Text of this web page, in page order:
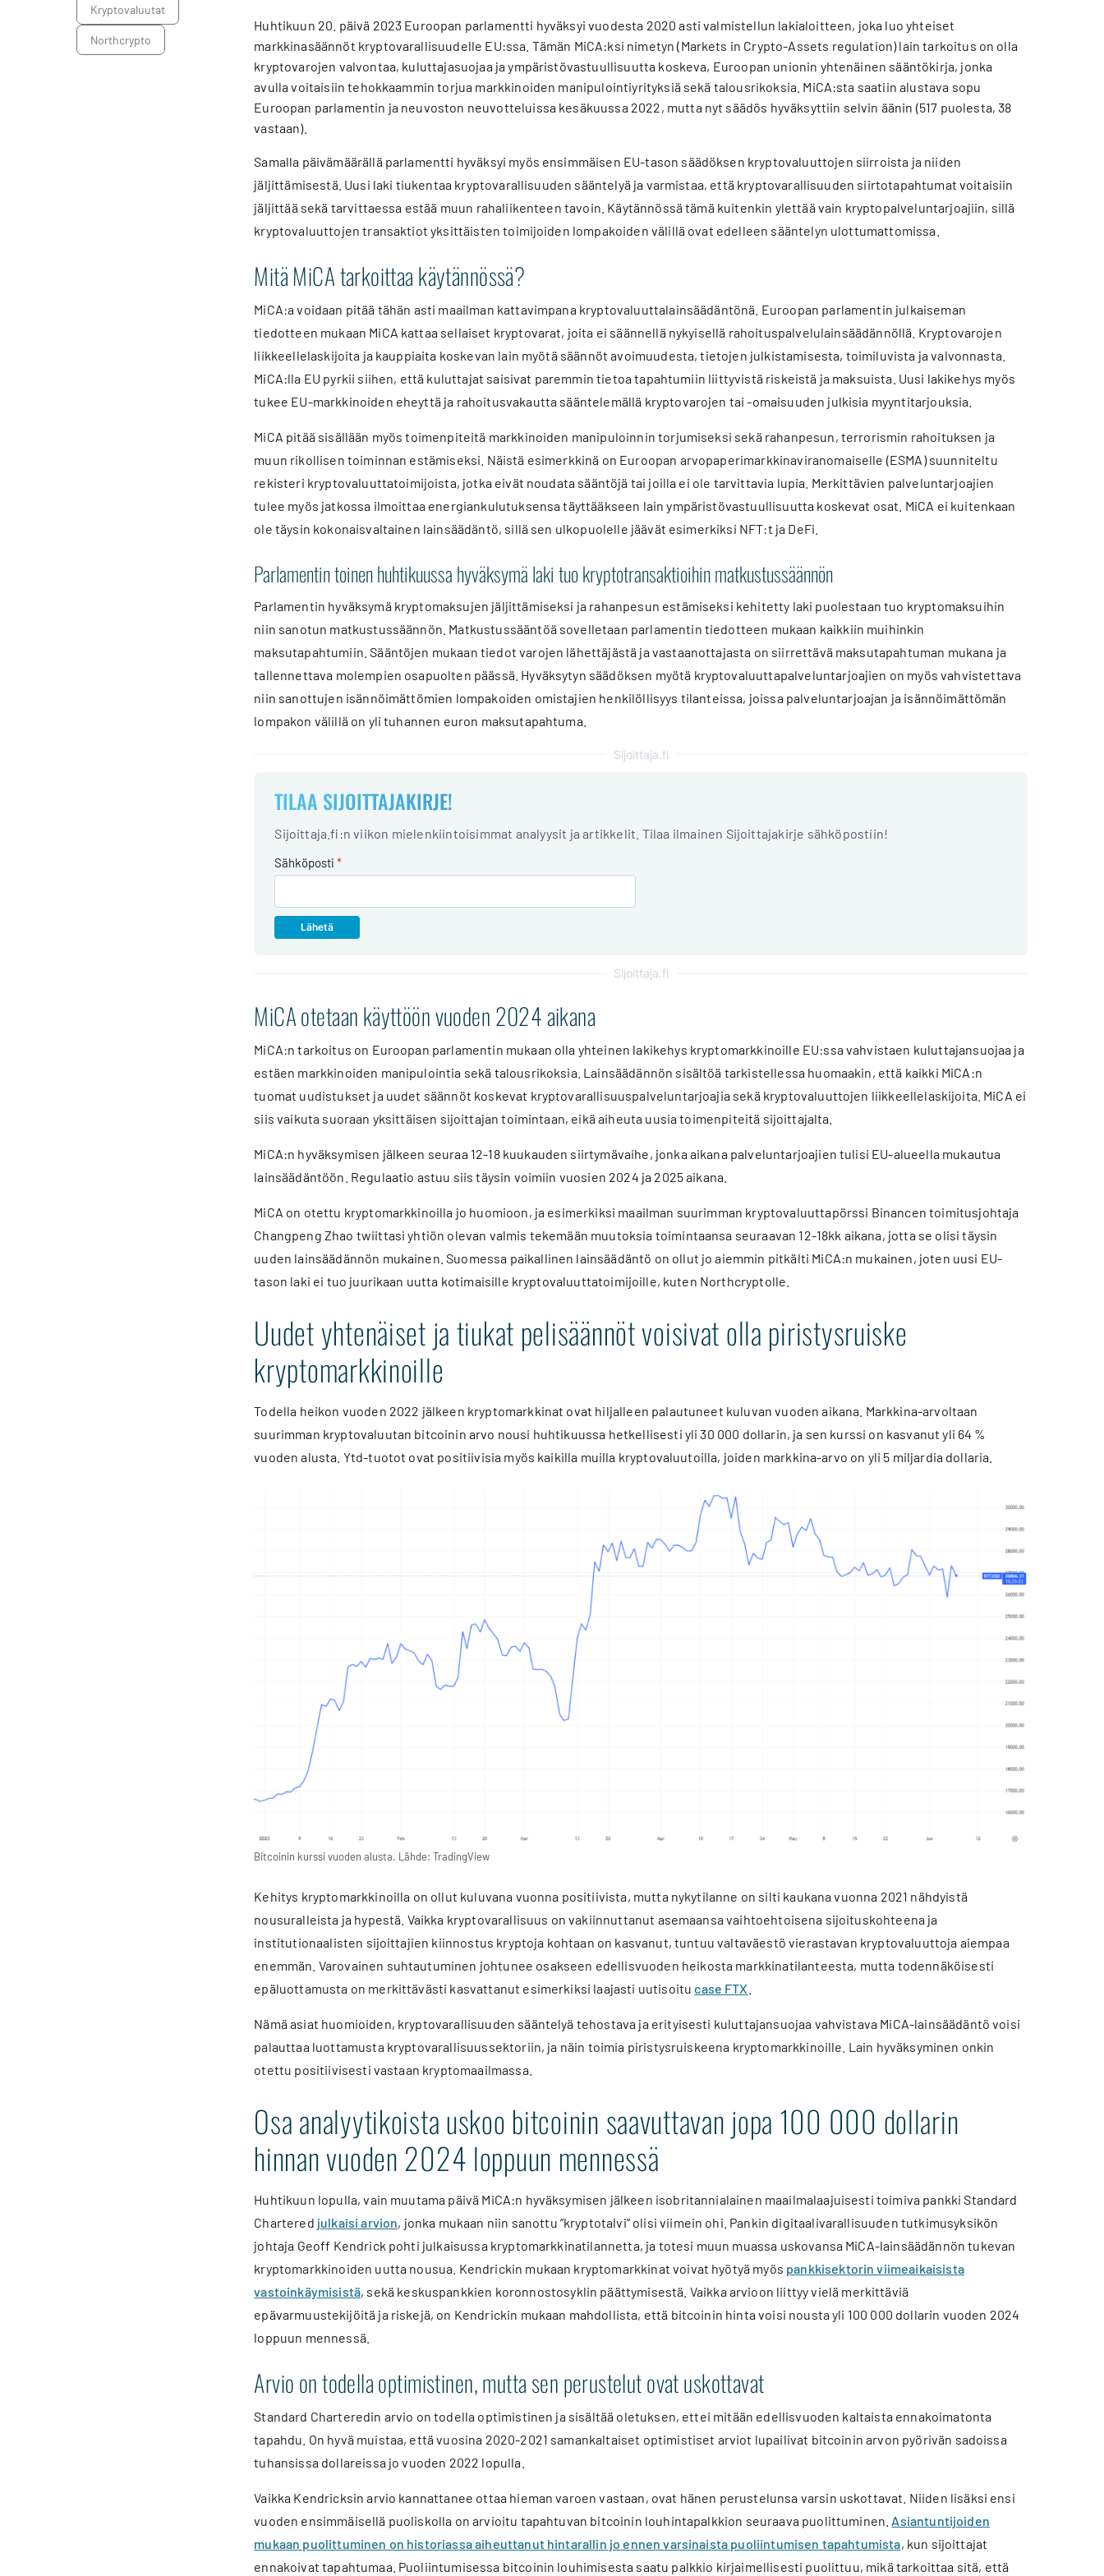
kryptovaluutat
Northcrypto
Huhtikuun 20. päivä 2023 Euroopan parlamentti hyväksyi vuodesta 2020 asti valmistellun lakialoitteen, joka luo yhteiset
markkinasäännöt kryptovarallisuudelle EU:ssa. Tämän MiCA:ksi nimetyn (Markets in Crypto-Assets regulation) lain tarkoitus on olla
kryptovarojen valvontaa, kuluttajasuojaa ja ympäristövastuullisuutta koskeva, Euroopan unionin yhtenäinen sääntökirja, jonka
avulla voitaisiin tehokkaammin torjua markkinoiden manipulointiyrityksiä sekä talousrikoksia. MiCA:sta saatiin alustava sopu
Euroopan parlamentin ja neuvoston neuvotteluissa kesäkuussa 2022, mutta nyt säädös hyväksyttiin selvin äänin (517 puolesta, 38
vastaan).
Samalla päivämäärällä parlamentti hyväksyi myös ensimmäisen EU-tason säädöksen kryptovaluuttojen siirroista ja niiden
jäljittämisestä. Uusi laki tiukentaa kryptovarallisuuden sääntelyä ja varmistaa, että kryptovarallisuuden siirtotapahtumat voitaisiin
jäljittää sekä tarvittaessa estää muun rahaliikenteen tavoin. Käytännössä tämä kuitenkin ylettää vain kryptopalveluntarjoajiin, sillä
kryptovaluuttojen transaktiot yksittäisten toimijoiden lompakoiden välillä ovat edelleen sääntelyn ulottumattomissa.
Mitä MiCA tarkoittaa käytännössä?
MiCA:a voidaan pitää tähän asti maailman kattavimpana kryptovaluuttalainsäädäntönä. Euroopan parlamentin julkaiseman
tiedotteen mukaan MiCA kattaa sellaiset kryptovarat, joita ei säännellä nykyisellä rahoituspalvelulainsäädännöllä. Kryptovarojen
liikkeellelaskijoita ja kauppiaita koskevan lain myötä säännöt avoimuudesta, tietojen julkistamisesta, toimiluvista ja valvonnasta.
MiCA:lla EU pyrkii siihen, että kuluttajat saisivat paremmin tietoa tapahtumiin liittyvistä riskeistä ja maksuista. Uusi lakikehys myös
tukee EU-markkinoiden eheyttä ja rahoitusvakautta sääntelemällä kryptovarojen tai -omaisuuden julkisia myyntitarjouksia.
MiCA pitää sisällään myös toimenpiteitä markkinoiden manipuloinnin torjumiseksi sekä rahanpesun, terrorismin rahoituksen ja
muun rikollisen toiminnan estämiseksi. Näistä esimerkkinä on Euroopan arvopaperimarkkinaviranomaiselle (ESMA) suunniteltu
rekisteri kryptovaluuttatoimijoista, jotka eivät noudata sääntöjä tai joilla ei ole tarvittavia lupia. Merkittävien palveluntarjoajien
tulee myös jatkossa ilmoittaa energiankulutuksensa täyttääkseen lain ympäristövastuullisuutta koskevat osat. MiCA ei kuitenkaan
ole täysin kokonaisvaltainen lainsäädäntö, sillä sen ulkopuolelle jäävät esimerkiksi NFT:t ja DeFi.
Parlamentin toinen huhtikuussa hyväksymä laki tuo kryptotransaktioihin matkustussäännön
Parlamentin hyväksymä kryptomaksujen jäljittämiseksi ja rahanpesun estämiseksi kehitetty laki puolestaan tuo kryptomaksuihin
niin sanotun matkustussäännön. Matkustussääntöä sovelletaan parlamentin tiedotteen mukaan kaikkiin muihinkin
maksutapahtumiin. Sääntöjen mukaan tiedot varojen lähettäjästä ja vastaanottajasta on siirrettävä maksutapahtuman mukana ja
tallennettava molempien osapuolten päässä. Hyväksytyn säädöksen myötä kryptovaluuttapalveluntarjoajien on myös vahvistettava
niin sanottujen isännöimättömien lompakoiden omistajien henkilöllisyys tilanteissa, joissa palveluntarjoajan ja isännöimättömän
lompakon välillä on yli tuhannen euron maksutapahtuma.
Sijoittaja.fi
TILAA SIJOITTAJAKIRJE!
Sijoittaja.fi:n viikon mielenkiintoisimmat analyysit ja artikkelit. Tilaa ilmainen Sijoittajakirje sähköpostiin!
Sähköposti *
Sijoittaja.fi
MiCA otetaan käyttöön vuoden 2024 aikana
MiCA:n tarkoitus on Euroopan parlamentin mukaan olla yhteinen lakikehys kryptomarkkinoille EU:ssa vahvistaen kuluttajansuojaa ja
estäen markkinoiden manipulointia sekä talousrikoksia. Lainsäädännön sisältöä tarkistellessa huomaakin, että kaikki MiCA:n
tuomat uudistukset ja uudet säännöt koskevat kryptovarallisuuspalveluntarjoajia sekä kryptovaluuttojen liikkeellelaskijoita. MiCA ei
siis vaikuta suoraan yksittäisen sijoittajan toimintaan, eikä aiheuta uusia toimenpiteitä sijoittajalta.
MiCA:n hyväksymisen jälkeen seuraa 12-18 kuukauden siirtymävaihe, jonka aikana palveluntarjoajien tulisi EU-alueella mukautua
lainsäädäntöön. Regulaatio astuu siis täysin voimiin vuosien 2024 ja 2025 aikana.
MiCA on otettu kryptomarkkinoilla jo huomioon, ja esimerkiksi maailman suurimman kryptovaluuttapörssi Binancen toimitusjohtaja
Changpeng Zhao twiittasi yhtiön olevan valmis tekemään muutoksia toimintaansa seuraavan 12-18kk aikana, jotta se olisi täysin
uuden lainsäädännön mukainen. Suomessa paikallinen lainsäädäntö on ollut jo aiemmin pitkälti MiCA:n mukainen, joten uusi EU-
tason laki ei tuo juurikaan uutta kotimaisille kryptovaluuttatoimijoille, kuten Northcryptolle.
Uudet yhtenäiset ja tiukat pelisäännöt voisivat olla piristysruiske
kryptomarkkinoille
Todella heikon vuoden 2022 jälkeen kryptomarkkinat ovat hiljalleen palautuneet kuluvan vuoden aikana. Markkina-arvoltaan
suurimman kryptovaluutan bitcoinin arvo nousi huhtikuussa hetkellisesti yli 30 000 dollarin, ja sen kurssi on kasvanut yli 64 %
vuoden alusta. Ytd-tuotot ovat positiivisia myös kaikilla muilla kryptovaluutoilla, joiden markkina-arvo on yli 5 miljardia dollaria.
Bitcoinin kurssi vuoden alusta. Lähde: TradingView
Kehitys kryptomarkkinoilla on ollut kuluvana vuonna positiivista, mutta nykytilanne on silti kaukana vuonna 2021 nähdyistä
nousuralleista ja hypestä. Vaikka kryptovarallisuus on vakiinnuttanut asemaansa vaihtoehtoisena sijoituskohteena ja
institutionaalisten sijoittajien kiinnostus kryptoja kohtaan on kasvanut, tuntuu valtaväestö vierastavan kryptovaluuttoja aiempaa
enemmän. Varovainen suhtautuminen johtunee osakseen edellisvuoden heikosta markkinatilanteesta, mutta todennäköisesti
epäluottamusta on merkittävästi kasvattanut esimerkiksi laajasti uutisoitu case FTX
Nämä asiat huomioiden, kryptovarallisuuden sääntelyä tehostava ja erityisesti kuluttajansuojaa vahvistava MiCA-lainsäädäntö voisi
palauttaa luottamusta kryptovarallisuussektoriin, ja näin toimia piristysruiskeena kryptomarkkinoille. Lain hyväksyminen onkin
otettu positiivisesti vastaan kryptomaailmassa.
Osa analyytikoista uskoo bitcoinin saavuttavan jopa 100 000 dollarin
hinnan vuoden 2024 loppuun mennessä
Huhtikuun lopulla, vain muutama päivä MiCA:n hyväksymisen jälkeen isobritannialainen maailmalaajuisesti toimiva pankki Standard
Chartered julkaisi arvion, jonka mukaan niin sanottu ”kryptotalvi” olisi viimein ohi. Pankin digitaalivarallisuuden tutkimusyksikön
johtaja Geoff Kendrick pohti julkaisussa kryptomarkkinatilannetta, ja totesi muun muassa uskovansa MiCA-lainsäädännön tukevan
kryptomarkkinoiden uutta nousua. Kendrickin mukaan kryptomarkkinat voivat hyötyä myös pankkisektorin viimeaikaisista
vastoinkäymisistä, sekä keskuspankkien koronnostosyklin päättymisestä. Vaikka arvioon liittyy vielä merkittäviä
epävarmuustekijöitä ja riskejä, on Kendrickin mukaan mahdollista, että bitcoinin hinta voisi nousta yli 100 000 dollarin vuoden 2024
loppuun mennessä.
Arvio on todella optimistinen, mutta sen perustelut ovat uskottavat
Standard Charteredin arvio on todella optimistinen ja sisältää oletuksen, ettei mitään edellisvuoden kaltaista ennakoimatonta
tapahdu. On hyvä muistaa, että vuosina 2020-2021 samankaltaiset optimistiset arviot lupailivat bitcoinin arvon pyörivän sadoissa
tuhansissa dollareissa jo vuoden 2022 lopulla.
Vaikka Kendricksin arvio kannattanee ottaa hieman varoen vastaan, ovat hänen perustelunsa varsin uskottavat. Niiden lisäksi ensi
vuoden ensimmäisellä puoliskolla on arvioitu tapahtuvan bitcoinin louhintapalkkion seuraava puolittuminen. Asiantuntijoiden
mukaan puolittuminen on historiassa aiheuttanut hintarallin jo ennen varsinaista puoliintumisen tapahtumista, kun sijoittajat
ennakoivat tapahtumaa. Puoliintumisessa bitcoinin louhimisesta saatu palkkio kirjaimellisesti puolittuu, mikä tarkoittaa sitä, että